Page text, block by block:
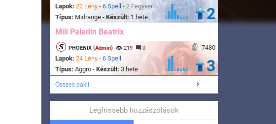
Lapok: 22 Lény - 6 Spell - 2 Fegyver
Típus: Midrange - Készült: 1 hete 2
Mill Paladin Beatrix
7480
PHOENIX (Admin) 219 0
Lapok: 24 Lény - 6 Spell
Típus: Aggro - Készült: 3 hete 3
Összes pakli
Legfrissebb hozzászólások